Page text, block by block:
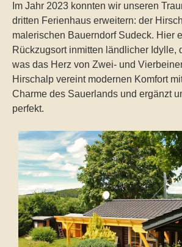
Im Jahr 2023 konnten wir unseren
dritten Ferienhaus erweitern: der
malerischen Bauerndorf Sudeck. Hier
Rückzugsort inmitten ländlicher Idylle,
was das Herz von Zwei- und
Hirschalp vereint modernen Komfort
Charme des Sauerlands und ergänzt
perfekt.